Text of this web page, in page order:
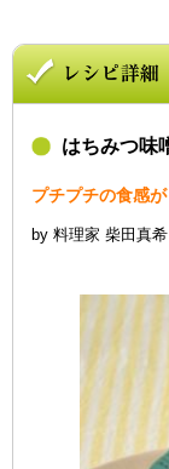
はちみつ味
プチプチの食感
by 料理家 柴田真希